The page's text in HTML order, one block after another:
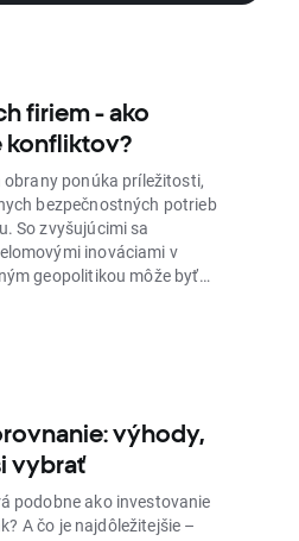
firiem - ako
konfliktov?
ponúka príležitosti,
bezpečnostných potrieb
So zvyšujúcimi sa
inováciami v
geopolitikou môže byť
výhody,
vybrať
podobne ako investovanie
A čo je najdôležitejšie –